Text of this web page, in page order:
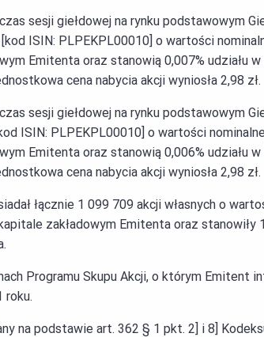
sesji giełdowej na rynku podstawowym
ISIN: PLPEKPL00010] o wartości
Emitenta oraz stanowią 0,007% udziału
cena nabycia akcji wyniosła 2,98 zł.
sesji giełdowej na rynku podstawowym
ISIN: PLPEKPL00010] o wartości
Emitenta oraz stanowią 0,006% udziału
cena nabycia akcji wyniosła 2,98 zł.
łącznie 1 099 709 akcji własnych o
zakładowym Emitenta oraz stanowiły
Programu Skupu Akcji, o którym Emitent
roku.
na podstawie art. 362 § 1 pkt. 2] i 8]